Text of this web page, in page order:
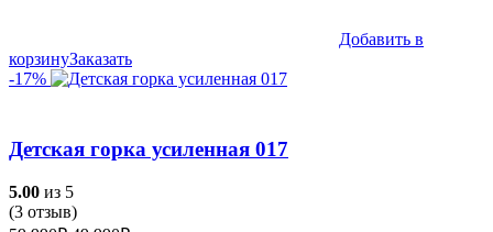
Добавить в
корзинуЗаказать
-17%
Детская горка усиленная 017
5.00 из 5
(3 отзыв)